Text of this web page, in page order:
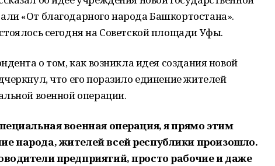
«От благодарного народа Башкортостана».
сегодня на Советской площади Уфы.
о том, как возникла идея создания новой
что его поразило единение жителей
военной операции.
военная операция, я прямо этим
народа, жителей всей республики произошло.
предприятий, просто рабочие и даже